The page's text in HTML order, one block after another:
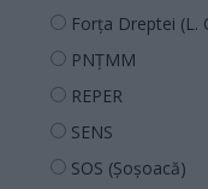
Forța Dreptei (L.
PNȚMM
REPER
SENS
SOS (Șoșoacă)